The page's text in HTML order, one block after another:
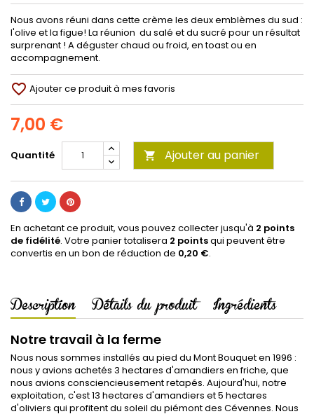
Nous avons réuni dans cette crème les deux emblèmes du sud :
l'olive et la figue! La réunion du salé et du sucré pour un résultat
surprenant ! A déguster chaud ou froid, en toast ou en
accompagnement.
favorite_border Ajouter ce produit à mes favoris
7,00 €
Quantité  Ajouter au panier
En achetant ce produit, vous pouvez collecter jusqu'à 2 points
de fidélité. Votre panier totalisera 2 pointsqui peuvent être
convertis en un bon de réduction de 0,20 €.
Description Détails du produit Ingrédients
Notre travail à la ferme
Nous nous sommes installés au pied du Mont Bouquet en 1996 :
nous y avions achetés 3 hectares d'amandiers en friche, que
nous avions consciencieusement retapés. Aujourd'hui, notre
exploitation, c'est 13 hectares d'amandiers et 5 hectares
d'oliviers qui profitent du soleil du piémont des Cévennes. Nous